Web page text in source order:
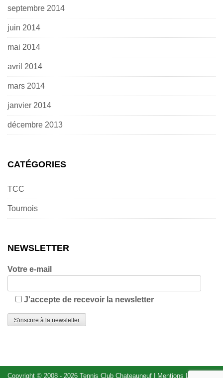
septembre 2014
juin 2014
mai 2014
avril 2014
mars 2014
janvier 2014
décembre 2013
CATÉGORIES
TCC
Tournois
NEWSLETTER
Votre e-mail
J'accepte de recevoir la newsletter
Copyright © 2008 - 2026 Tennis Club Chateauneuf Mentions Légales